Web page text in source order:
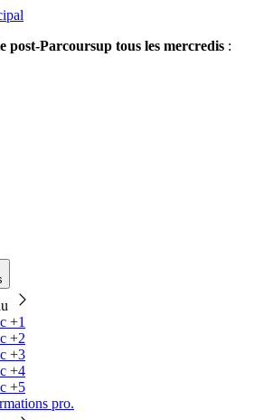
post-Parcoursup tous les mercredis :
+1
+2
+3
+4
+5
pro.